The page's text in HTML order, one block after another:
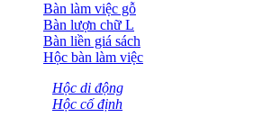
Bàn làm việc gỗ
Bàn lượn chữ L
Bàn liền giá sách
Hộc bàn làm việc
Hộc di động
Hộc cố định